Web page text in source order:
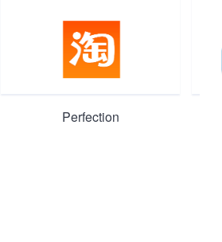
Perfection